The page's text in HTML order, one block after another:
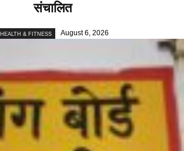
संचालित
HEALTH & FITNESS August 6, 2026